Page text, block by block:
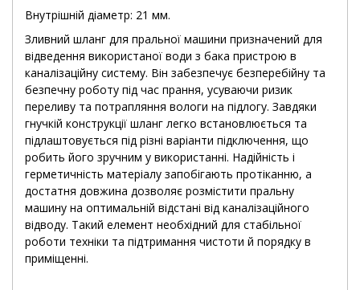
Внутрішній діаметр: 21 мм.
Зливний шланг для пральної машини призначений для
відведення використаної води з бака пристрою в
каналізаційну систему. Він забезпечує безперебійну та
безпечну роботу під час прання, усуваючи ризик
переливу та потрапляння вологи на підлогу. Завдяки
гнучкій конструкції шланг легко встановлюється та
підлаштовується під різні варіанти підключення, що
робить його зручним у використанні. Надійність і
герметичність матеріалу запобігають протіканню, а
достатня довжина дозволяє розмістити пральну
машину на оптимальній відстані від каналізаційного
відводу. Такий елемент необхідний для стабільної
роботи техніки та підтримання чистоти й порядку в
приміщенні.